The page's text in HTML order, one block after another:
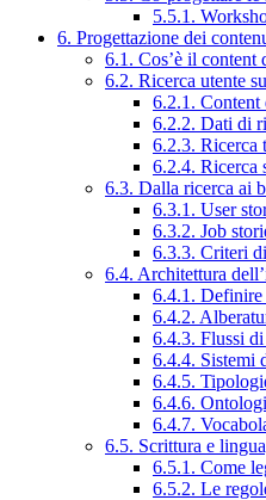
5.5.1.
6. Progettazione dei
6.1. Cos’è il content
6.2. Ricerca utente
6.2.1. Content
6.2.2. Dati di
6.2.3. Ricerca
6.2.4. Ricerca
6.3. Dalla ricerca ai
6.3.1. User
6.3.2. Job
6.3.3. Criteri
6.4. Architettura
6.4.1. Definire
6.4.2.
6.4.3. Flussi
6.4.4. Sistemi
6.4.5.
6.4.6.
6.4.7.
6.5. Scrittura e
6.5.1. Come
6.5.2. Le